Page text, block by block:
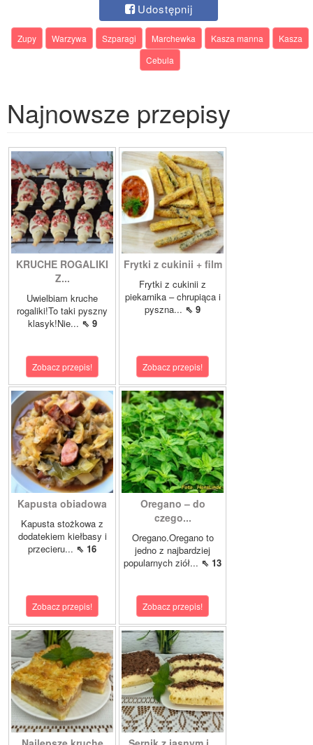
Udostępnij
Zupy Warzywa Szparagi Marchewka Kasza manna
Kasza
Cebula
Najnowsze przepisy
KRUCHE ROGALIKI
Z...
Uwielbiam kruche
rogaliki!To taki pyszny
klasyk!Nie... ⇖ 9
Zobacz przepis!
Frytki z cukinii + film
Frytki z cukinii z
piekarnika – chrupiąca i
pyszna... ⇖ 9
Zobacz przepis!
Kapusta obiadowa
Kapusta stożkowa z
dodatekiem kiełbasy i
przecieru... ⇖ 16
Zobacz przepis!
Oregano – do
czego...
Oregano.Oregano to
jedno z najbardziej
popularnych ziół... ⇖ 13
Zobacz przepis!